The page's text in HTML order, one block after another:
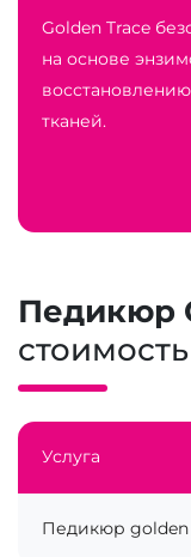
Golden Trace
на основе
тканей.
Педикюр
стоимость
Услуга
Педикюр golden